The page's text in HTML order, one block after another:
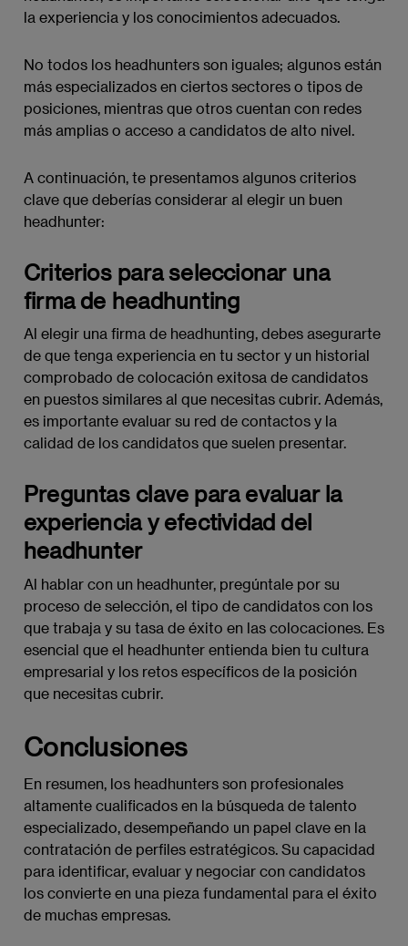
la experiencia y los conocimientos adecuados.
No todos los headhunters son iguales; algunos están
más especializados en ciertos sectores o tipos de
posiciones, mientras que otros cuentan con redes
más amplias o acceso a candidatos de alto nivel.
A continuación, te presentamos algunos criterios
clave que deberías considerar al elegir un buen
headhunter:
Criterios para seleccionar una
firma de headhunting
Al elegir una firma de headhunting, debes asegurarte
de que tenga experiencia en tu sector y un historial
comprobado de colocación exitosa de candidatos
en puestos similares al que necesitas cubrir. Además,
es importante evaluar su red de contactos y la
calidad de los candidatos que suelen presentar.
Preguntas clave para evaluar la
experiencia y efectividad del
headhunter
Al hablar con un headhunter, pregúntale por su
proceso de selección, el tipo de candidatos con los
que trabaja y su tasa de éxito en las colocaciones. Es
esencial que el headhunter entienda bien tu cultura
empresarial y los retos específicos de la posición
que necesitas cubrir.
Conclusiones
En resumen, los headhunters son profesionales
altamente cualificados en la búsqueda de talento
especializado, desempeñando un papel clave en la
contratación de perfiles estratégicos. Su capacidad
para identificar, evaluar y negociar con candidatos
los convierte en una pieza fundamental para el éxito
de muchas empresas.